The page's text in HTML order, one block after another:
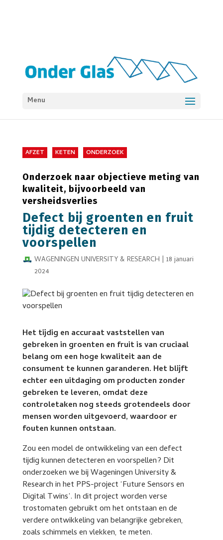
Menu
AFZET KETEN ONDERZOEK
Onderzoek naar objectieve meting van
kwaliteit, bijvoorbeeld van
versheidsverlies
Defect bij groenten en fruit
tijdig detecteren en
voorspellen
WAGENINGEN UNIVERSITY & RESEARCH | 18 januari
2024
Het tijdig en accuraat vaststellen van
gebreken in groenten en fruit is van cruciaal
belang om een ​​hoge kwaliteit aan de
consument te kunnen garanderen. Het blijft
echter een uitdaging om producten zonder
gebreken te leveren, omdat deze
controletaken nog steeds grotendeels door
mensen worden uitgevoerd,waardoor er
fouten kunnen ontstaan.
Zou een model de ontwikkeling van een defect
tijdig kunnen detecteren en voorspellen? Dit
onderzoeken we bij Wageningen University &
Research in het PPS-project ‘Future Sensors en
Digital Twins’. In dit project worden verse
trostomaten gebruikt om het ontstaan ​​en de
verdere ontwikkeling van belangrijke gebreken,
zoals schimmels en vlekken, te meten.